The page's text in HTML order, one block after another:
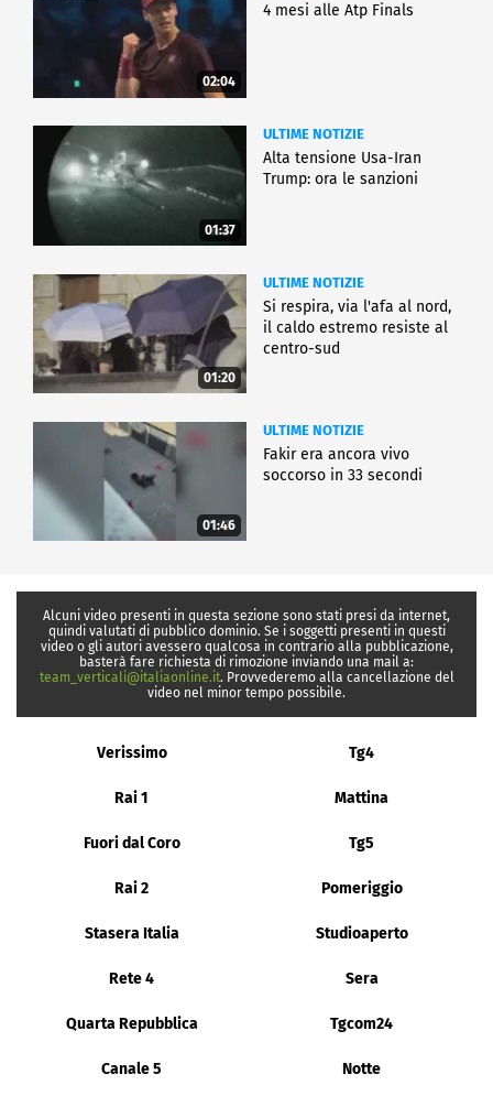
02:04
4 mesi alle Atp Finals
01:37
ULTIME NOTIZIE
Alta tensione Usa-Iran
Trump: ora le sanzioni
01:20
ULTIME NOTIZIE
Si respira, via l'afa al nord,
il caldo estremo resiste al
centro-sud
01:46
ULTIME NOTIZIE
Fakir era ancora vivo
soccorso in 33 secondi
Alcuni video presenti in questa sezione sono stati presi da internet,
quindi valutati di pubblico dominio. Se i soggetti presenti in questi
video o gli autori avessero qualcosa in contrario alla pubblicazione,
basterà fare richiesta di rimozione inviando una mail a:
team_verticali@italiaonline.it. Provvederemo alla cancellazione del
video nel minor tempo possibile.
Verissimo Tg4
Rai 1 Mattina
Fuori dal Coro Tg5
Rai 2 Pomeriggio
Stasera Italia Studioaperto
Rete 4 Sera
Quarta Repubblica Tgcom24
Canale 5 Notte